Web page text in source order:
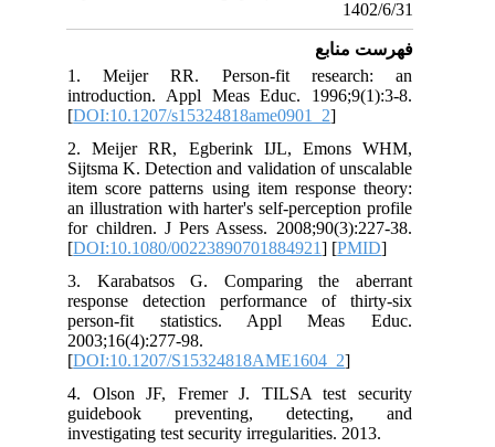
1. Meijer RR. Person-fit
introduction. Appl Meas Educ.
[DOI:10.1207/s15324818ame0901_2
2. Meijer RR, Egberink IJL,
Sijtsma K. Detection and validation of
item score patterns using item
an illustration with harter's self-
for children. J Pers Assess.
[DOI:10.1080/00223890701884921
3. Karabatsos G. Comparing the
response detection performance of
person-fit statistics. Appl
[DOI:10.1207/S15324818AME1604_2
4. Olson JF, Fremer J. TILSA test
guidebook preventing,
investigating test security irregularities.